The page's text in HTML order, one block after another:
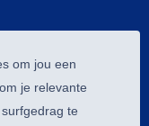
om jou een
je relevante
te